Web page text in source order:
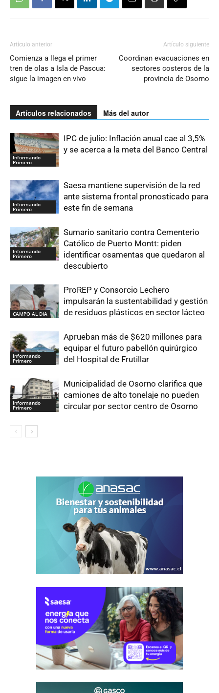
Artículo anterior
Comienza a llega el primer
tren de olas a Isla de Pascua:
sigue la imagen en vivo
Artículo siguiente
Coordinan evacuaciones en
sectores costeros de la
provincia de Osorno
Artículos relacionados Más del autor
Informando
Primero
IPC de julio: Inflación anual cae al 3,5%
y se acerca a la meta del Banco Central
Informando
Primero
Saesa mantiene supervisión de la red
ante sistema frontal pronosticado para
este fin de semana
Informando
Primero
Sumario sanitario contra Cementerio
Católico de Puerto Montt: piden
identificar osamentas que quedaron al
descubierto
CAMPO AL DIA
ProREP y Consorcio Lechero
impulsarán la sustentabilidad y gestión
de residuos plásticos en sector lácteo
Informando
Primero
Aprueban más de $620 millones para
equipar el futuro pabellón quirúrgico
del Hospital de Frutillar
Informando
Primero
Municipalidad de Osorno clarifica que
camiones de alto tonelaje no pueden
circular por sector centro de Osorno